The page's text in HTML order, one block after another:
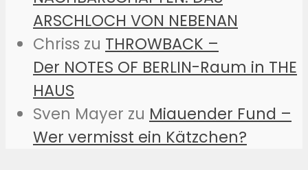
ARSCHLOCH VON NEBENAN
Chriss zu THROWBACK –
Der NOTES OF BERLIN-Raum in THE
HAUS
Sven Mayer zu Miauender Fund –
Wer vermisst ein Kätzchen?